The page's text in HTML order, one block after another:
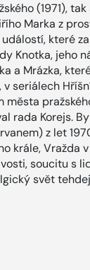
(1971),
Marka z
které
Knotka, jeho
a Mrázka,
seriálech
města
rada Korejs.
z let
krále, Vražda
soucitu s
svět